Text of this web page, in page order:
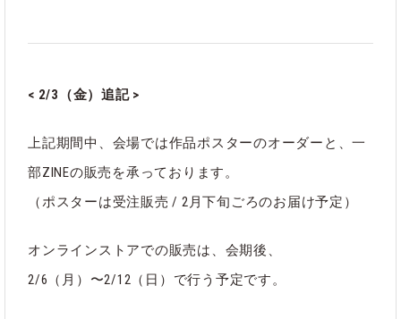
< 2/3（金）追記 >
上記期間中、会場では作品ポスターのオーダーと、一
部ZINEの販売を承っております。
（ポスターは受注販売 / 2月下旬ごろのお届け予定）
オンラインストアでの販売は、会期後、
2/6（月）〜2/12（日）で行う予定です。